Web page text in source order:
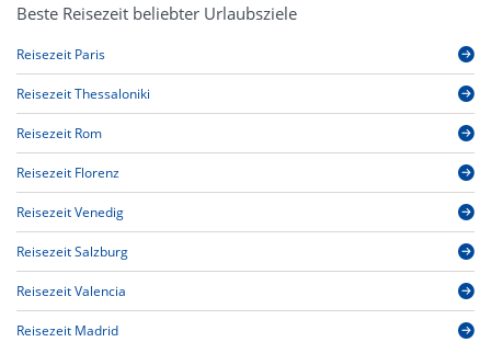
Beste Reisezeit beliebter Urlaubsziele
Reisezeit Paris
Reisezeit Thessaloniki
Reisezeit Rom
Reisezeit Florenz
Reisezeit Venedig
Reisezeit Salzburg
Reisezeit Valencia
Reisezeit Madrid